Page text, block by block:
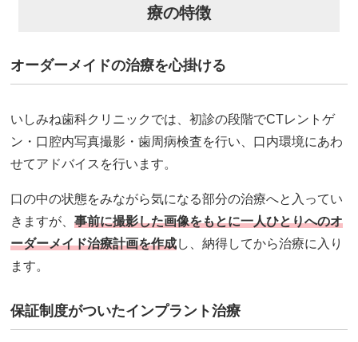
療の特徴
オーダーメイドの治療を心掛ける
いしみね歯科クリニックでは、初診の段階でCTレントゲ
ン・口腔内写真撮影・歯周病検査を行い、口内環境にあわ
せてアドバイスを行います。
口の中の状態をみながら気になる部分の治療へと入ってい
きますが、事前に撮影した画像をもとに一人ひとりへのオ
ーダーメイド治療計画を作成し、納得してから治療に入り
ます。
保証制度がついたインプラント治療